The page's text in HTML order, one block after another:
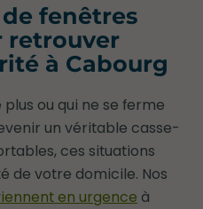
fenêtres
retrouver
à Cabourg
plus ou qui ne se ferme
un véritable casse-
ces situations
de votre domicile. Nos
en urgence à